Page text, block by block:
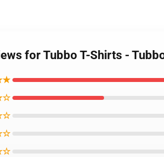
for Tubbo T-Shirts -